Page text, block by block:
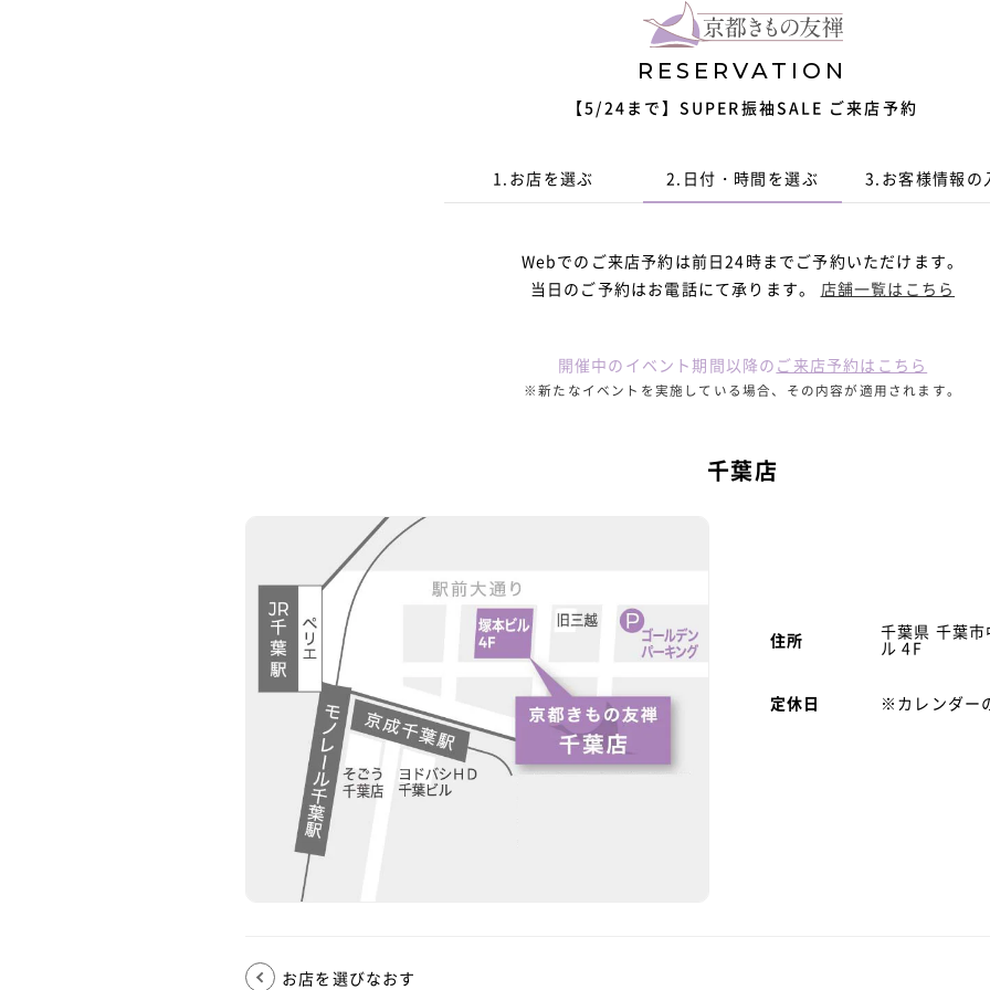
RESERVATION
【5/24まで】SUPER振袖SALE ご来店予約
1. お店を選ぶ 2. 日付・時間 を選ぶ 3. お客様情報 の
Webでのご来店予約は前日24時までご予約いただけます。
当日のご予約はお電話にて承ります。 店舗一覧はこちら
開催中のイベント期間以降の ご来店予約はこちら
※新たなイベントを実施している場合、その内容が適用されます。
千葉店
住所 千葉県 千葉
ル 4F
定休日 ※カレンダー
お店を選びなおす